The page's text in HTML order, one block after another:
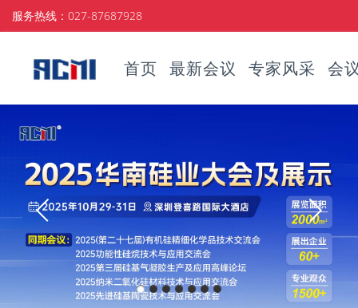
服务热线：027-87687928
首页 最新会议 专家风采 会